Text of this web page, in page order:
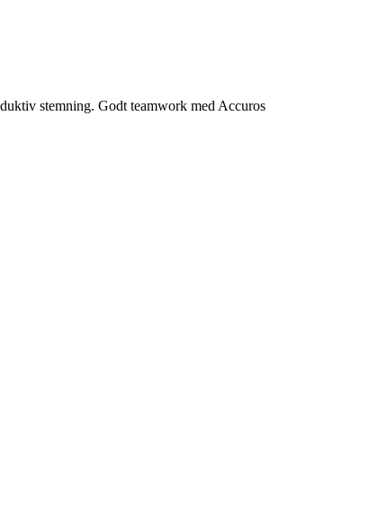
stemning. Godt teamwork med Accuros